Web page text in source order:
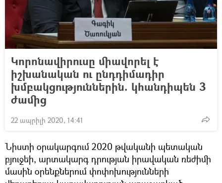
Կորոնավիրուսը միավորել է
իշխանական ու ընդդիմադիր
խմբակցություններին. կհանդիպեն 3
ժամից
22 ապրիլի 2020, 14:41
Նիստի օրակարգում 2020 թվականի պետական
բյուջեի, արտակարգ դրության իրավական ռեժիմի
մասին օրենքներում փոփոխությունների